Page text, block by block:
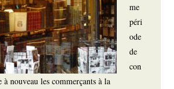
me
péri
ode
de
con
nouveau les commerçants à la